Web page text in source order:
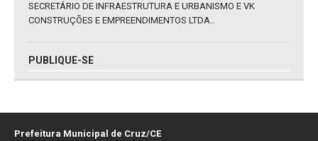
SECRETÁRIO DE INFRAESTRUTURA E URBANISMO E VK
CONSTRUÇÕES E EMPREENDIMENTOS LTDA..
PUBLIQUE-SE
Prefeitura Municipal de Cruz/CE